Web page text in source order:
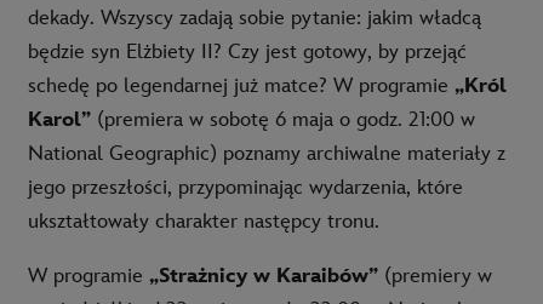
dekady. Wszyscy zadają sobie pytanie: jakim władcą
będzie syn Elżbiety II? Czy jest gotowy, by przejąć
schedę po legendarnej już matce? W programie „Król
Karol” (premiera w sobotę 6 maja o godz. 21:00 w
National Geographic) poznamy archiwalne materiały z
jego przeszłości, przypominając wydarzenia, które
ukształtowały charakter następcy tronu.
W programie „Strażnicy w Karaibów” (premiery w